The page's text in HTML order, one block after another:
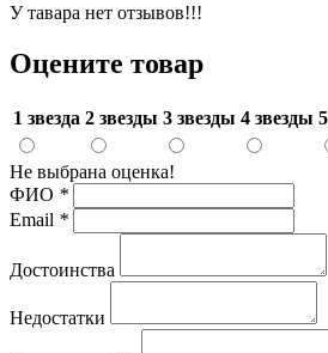
У тавара нет отзывов!!!
Оцените товар
1 звезда 2 звезды 3 звезды 4 звезды
Не выбрана оценка!
ФИО *
Email *
Достоинства
Недостатки